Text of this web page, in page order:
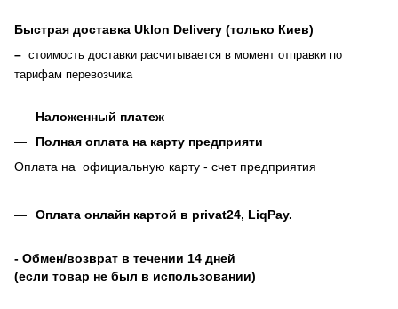
Быстрая доставка Uklon Delivery (только Киев)
– стоимость доставки расчитывается в момент отправки по
тарифам перевозчика
Наложенный платеж
Полная оплата на карту предприяти
Оплата на официальную карту - счет предприятия
Оплата онлайн картой в privat24, LiqPay.
- Обмен/возврат в течении 14 дней
(если товар не был в использовании)